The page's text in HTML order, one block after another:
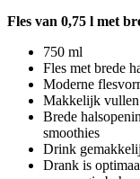
Fles van 0,75 l met
750 ml
Fles met brede
Moderne
Makkelijk vullen
Brede
smoothies
Drink
Drank is